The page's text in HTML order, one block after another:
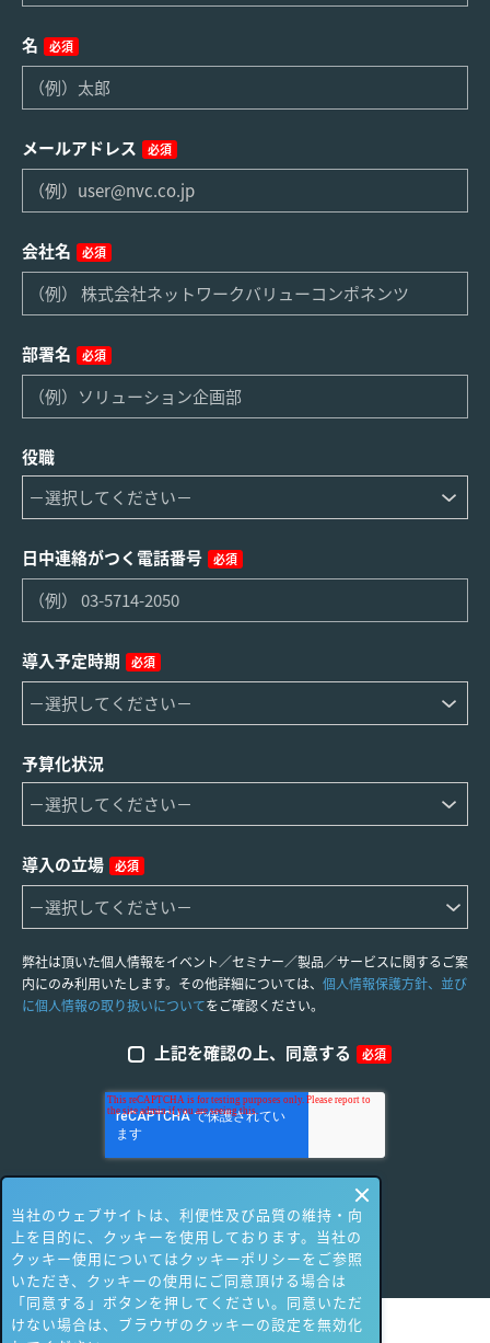
名 必須
メールアドレス 必須
会社名 必須
部署名 必須
役職
日中連絡がつく電話番号 必須
導入予定時期 必須
予算化状況
導入の立場 必須
弊社は頂いた個人情報をイベント／セミナー／製品／サービスに関するご案
内にのみ利用いたします。その他詳細については、 個人情報保護方針、並び
に個人情報の取り扱いについてをご確認ください。
上記を確認の上、同意する 必須
当社のウェブサイトは、利便性及び品質の維持・向
上を目的に、クッキーを使用しております。当社の
クッキー使用についてはクッキーポリシーをご参照
いただき、クッキーの使用にご同意頂ける場合は
「同意する」ボタンを押してください。同意いただ
けない場合は、ブラウザのクッキーの設定を無効化